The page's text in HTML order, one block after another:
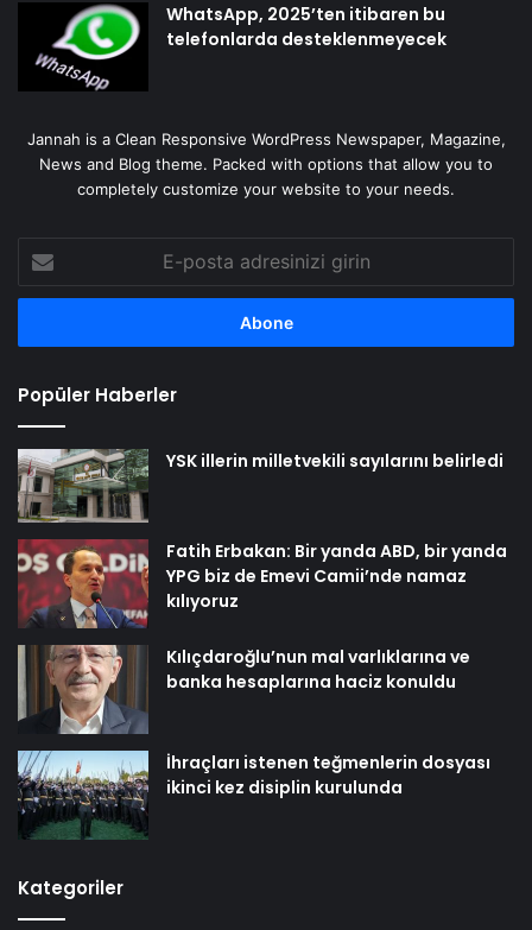
WhatsApp, 2025’ten itibaren bu
telefonlarda desteklenmeyecek
Jannah is a Clean Responsive WordPress Newspaper, Magazine,
News and Blog theme. Packed with options that allow you to
completely customize your website to your needs.
posta
adresinizi
Popüler Haberler
YSK illerin milletvekili sayılarını belirledi
Fatih Erbakan: Bir yanda ABD, bir yanda
YPG biz de Emevi Camii’nde namaz
kılıyoruz
Kılıçdaroğlu’nun mal varlıklarına ve
banka hesaplarına haciz konuldu
İhraçları istenen teğmenlerin dosyası
ikinci kez disiplin kurulunda
Kategoriler